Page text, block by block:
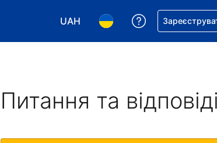
UAH
Виберіть валюту. Ваша поточна
Виберіть мову. Ваша
Отримайте
Питання та відповіді